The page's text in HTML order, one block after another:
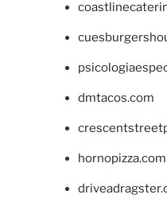
dmtacos.com
hornopizza.com